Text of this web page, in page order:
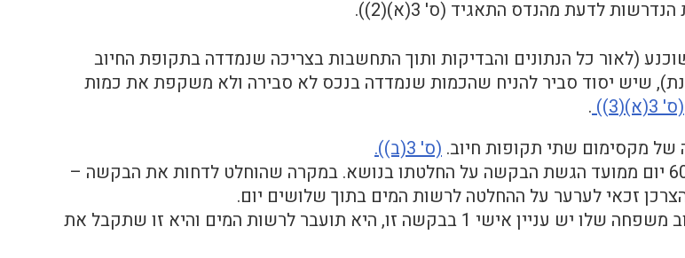
לדעת מהנדס התאגיד (ס' 3(א)(2)).
(לאור כל הנתונים והבדיקות ותוך התחשבות בצריכה שנמדדה בתקופת החיוב
שיש יסוד סביר להניח שהכמות שנמדדה בנכס לא סבירה ולא משקפת את כמות
(ס' 3(א)(3))
.
של מקסימום שתי תקופות חיוב. (ס' 3(ב)).
המנכ"ל יודיע לצרכן תוך 60 יום ממועד הגשת הבקשה על החלטתו בנושא. במקרה שהוחלט לדחות את הבקשה –
זכאי לערער על ההחלטה לרשות המים בתוך שלושים יום.
במקרה שלמנכ"ל או לקרוב משפחה שלו יש עניין אישי 1 בבקשה זו, היא תועבר לרשות המים והיא זו שתקבל את